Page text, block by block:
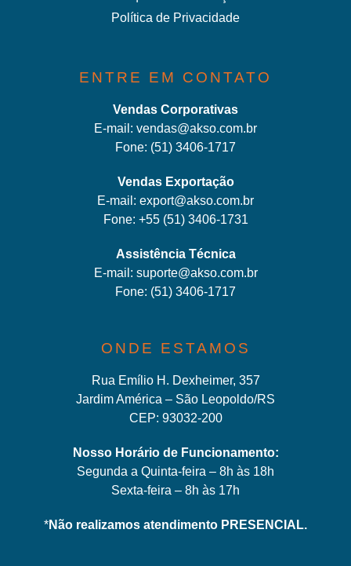
Política de Privacidade
ENTRE EM CONTATO
Vendas Corporativas
E-mail: vendas@akso.com.br
Fone: (51) 3406-1717
Vendas Exportação
E-mail: export@akso.com.br
Fone: +55 (51) 3406-1731
Assistência Técnica
E-mail: suporte@akso.com.br
Fone: (51) 3406-1717
ONDE ESTAMOS
Rua Emílio H. Dexheimer, 357
Jardim América – São Leopoldo/RS
CEP: 93032-200
Nosso Horário de Funcionamento:
Segunda a Quinta-feira – 8h às 18h
Sexta-feira – 8h às 17h
*Não realizamos atendimento PRESENCIAL.